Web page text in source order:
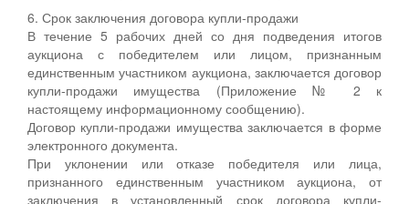
6. Срок заключения договора купли-продажи
В течение 5 рабочих дней со дня подведения итогов
аукциона с победителем или лицом, признанным
единственным участником аукциона, заключается договор
купли-продажи имущества (Приложение № 2 к
настоящему информационному сообщению).
Договор купли-продажи имущества заключается в форме
электронного документа.
При уклонении или отказе победителя или лица,
признанного единственным участником аукциона, от
заключения в установленный срок договора купли-